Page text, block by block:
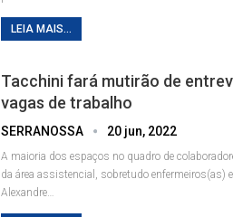
LEIA MAIS...
Tacchini fará mutirão de
vagas de trabalho
SERRANOSSA 20 jun, 2022
A maioria dos espaços no quadro de
da área assistencial, sobretudo enfermeiros(as)
Alexandre